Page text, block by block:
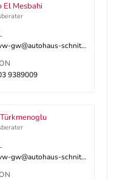
El Mesbahi
hilden-vw-gw@autohaus-schnitzler.dealerdesk.de
9389009
hilden-vw-gw@autohaus-schnitzler.dealerdesk.de